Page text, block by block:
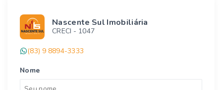
Nascente Sul Imobiliária
CRECI - 1047
(83) 9 8894-3333
Nome